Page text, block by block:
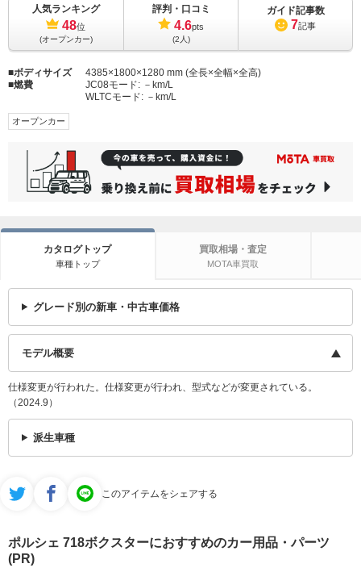
人気ランキング
48位
(オープンカー)
評判・口コミ
4.6pts
(2人)
ガイド記事数
7記事
ボディサイズ
4385×1800×1280 mm (全長×全幅×全高)
燃費
JC08モード: －km/L
WLTCモード: －km/L
オープンカー
カタログトップ
車種トップ
買取相場・査定
MOTA車買取
グレード別の新車・中古車価格
モデル概要
仕様変更が行われた。仕様変更が行われ、型式などが変更されている。
（2024.9）
派生車種
このアイテムをシェアする
ポルシェ 718ボクスターにおすすめのカー用品・パーツ
(PR)